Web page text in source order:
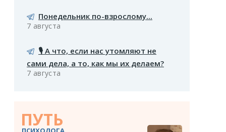
Понедельник по-взрослому...
7 августа
🎙️ А что, если нас утомляют не
сами дела, а то, как мы их делаем?
7 августа
ПУТЬ